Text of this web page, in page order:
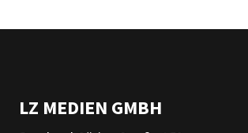
LZ MEDIEN GMBH